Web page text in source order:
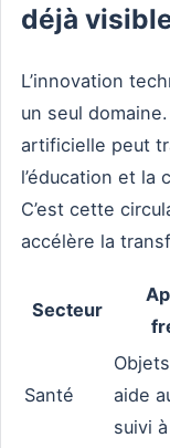
déjà
L’innovation
un seul
artificielle peut
l’éducation et la
C’est cette
accélère la
Secteur
Santé
aide
suivi